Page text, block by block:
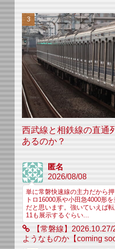
西武線と相鉄線の直通
あるのか？
匿名
2026/08/08
単に常磐快速線の主力だから
トロ16000系や小田急4000形
だと思います。強いていえば
11も展示するぐらい...
【常磐線】
ようなものか【coming